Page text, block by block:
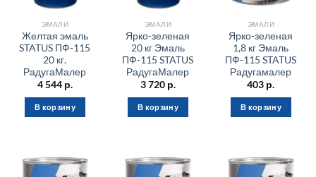
ЭМАЛИ
Желтая эмаль
STATUS ПФ-115
20 кг.
РадугаМалер
4 544 р.
В корзину
ЭМАЛИ
Ярко-зеленая
20 кг Эмаль
ПФ-115 STATUS
РадугаМалер
3 720 р.
В корзину
ЭМАЛИ
Ярко-зеленая
1,8 кг Эмаль
ПФ-115 STATUS
Радугамалер
403 р.
В корзину